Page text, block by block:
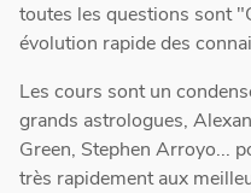
toutes les questions sont
évolution rapide des
Les cours sont un
grands astrologues,
Green, Stephen Arroyo...
très rapidement aux